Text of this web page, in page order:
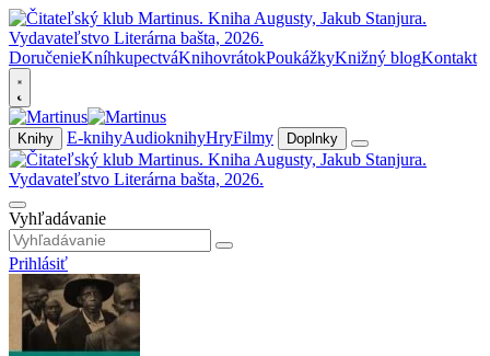
DoručenieKníhkupectváKnihovrátokPoukážkyKnižný blogKontakt
Knihy E-knihyAudioknihyHryFilmy Doplnky
Vyhľadávanie
Prihlásiť